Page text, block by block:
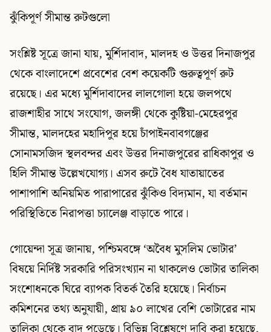
ঝুঁকিপূর্ণ সীমান্ত রুটগুলো
সংশ্লিষ্ট সূত্রে জানা যায়, মুর্শিদাবাদ, মালদহ ও উত্তর দিনাজপুর
থেকে বাংলাদেশে প্রবেশের বেশ কয়েকটি গুরুত্বপূর্ণ রুট
রয়েছে। এর মধ্যে মুর্শিদাবাদের লালগোলা হয়ে জলপথে
রাজশাহীর সাথে সংযোগ, জলঙ্গী থেকে কুষ্টিয়া-মেহেরপুর
সীমান্ত, মালদহের মহাদিপুর হয়ে চাঁপাইনবাবগঞ্জের
সোনামসজিদ স্থলবন্দর এবং উত্তর দিনাজপুরের রাধিকাপুর ও
হিলি সীমান্ত উল্লেখযোগ্য। এসব রুটে বৈধ যাতায়াতের
পাশাপাশি অনিয়মিত পারাপারের ঝুঁকিও বিদ্যমান, যা বর্তমান
পরিস্থিতিতে নিরাপত্তা চ্যালেঞ্জ বাড়াতে পারে।
গোয়েন্দা সূত্র জানায়, পশ্চিমবঙ্গে ‘অবৈধ মুসলিম ভোটার’
বিষয়ে নির্দিষ্ট সরকারি পরিসংখ্যান না থাকলেও ভোটার তালিকা
সংশোধনকে ঘিরে ব্যাপক বিতর্ক তৈরি হয়েছে। নির্বাচন
কমিশনের তথ্য অনুযায়ী, প্রায় ৯০ লাখের বেশি ভোটারের নাম